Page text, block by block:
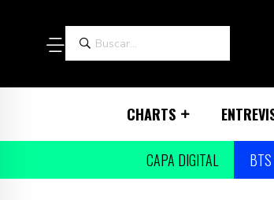
CHARTS
CAPA DIGITAL BTS